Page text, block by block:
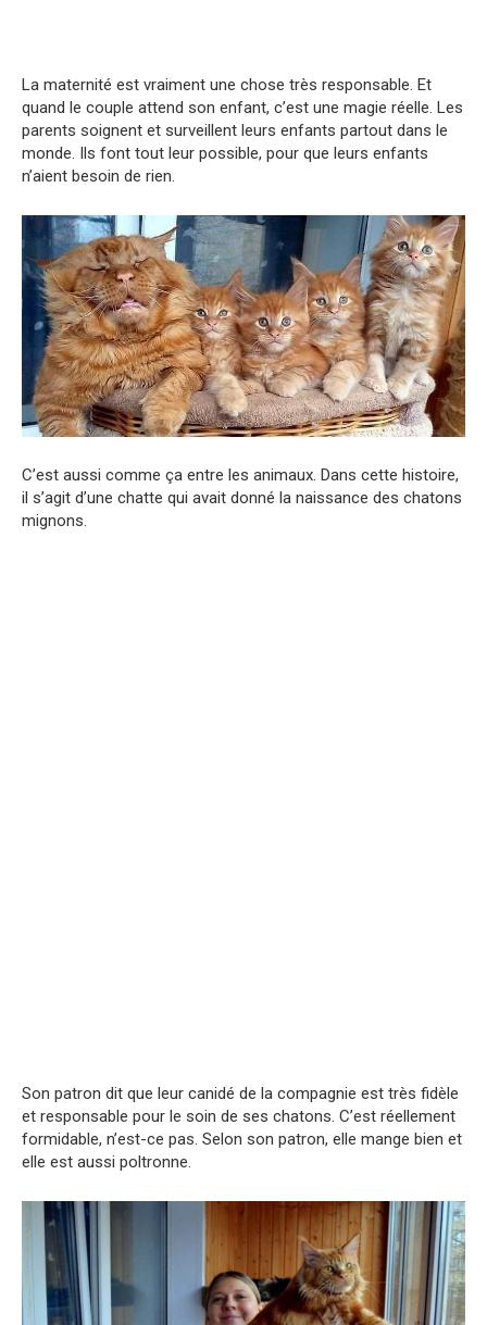
La maternité est vraiment une chose très responsable. Et
quand le couple attend son enfant, c’est une magie réelle. Les
parents soignent et surveillent leurs enfants partout dans le
monde. Ils font tout leur possible, pour que leurs enfants
n’aient besoin de rien.
C’est aussi comme ça entre les animaux. Dans cette histoire,
il s’agit d’une chatte qui avait donné la naissance des chatons
mignons.
Son patron dit que leur canidé de la compagnie est très fidèle
et responsable pour le soin de ses chatons. C’est réellement
formidable, n’est-ce pas. Selon son patron, elle mange bien et
elle est aussi poltronne.